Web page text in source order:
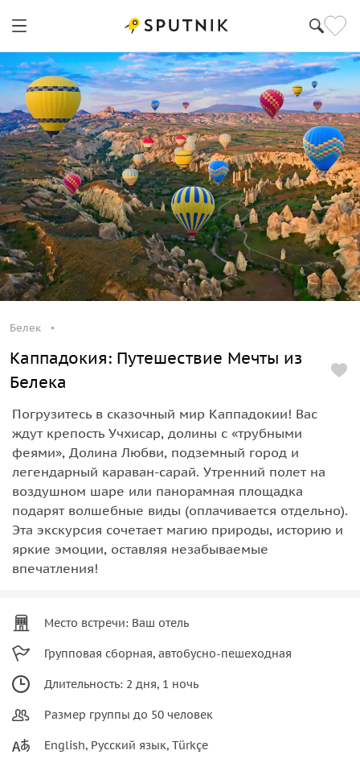
Белек
Каппадокия: Путешествие Мечты из
Белека
Погрузитесь в сказочный мир Каппадокии! Вас
ждут крепость Учхисар, долины с «трубными
феями», Долина Любви, подземный город и
легендарный караван-сарай. Утренний полет на
воздушном шаре или панорамная площадка
подарят волшебные виды (оплачивается отдельно).
Эта экскурсия сочетает магию природы, историю и
яркие эмоции, оставляя незабываемые
впечатления!
Место встречи: Ваш отель
Групповая сборная, автобусно-пешеходная
Длительность: 2 дня, 1 ночь
Размер группы до 50 человек
English, Русский язык, Türkçe